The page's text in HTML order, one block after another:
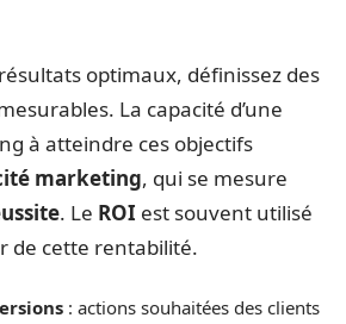
optimaux, définissez des
La capacité d’une
à atteindre ces objectifs
marketing, qui se mesure
. Le ROI est souvent utilisé
de cette rentabilité.
: actions souhaitées des clients